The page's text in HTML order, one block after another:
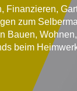
Finanzieren,
zum
Bauen,
beim